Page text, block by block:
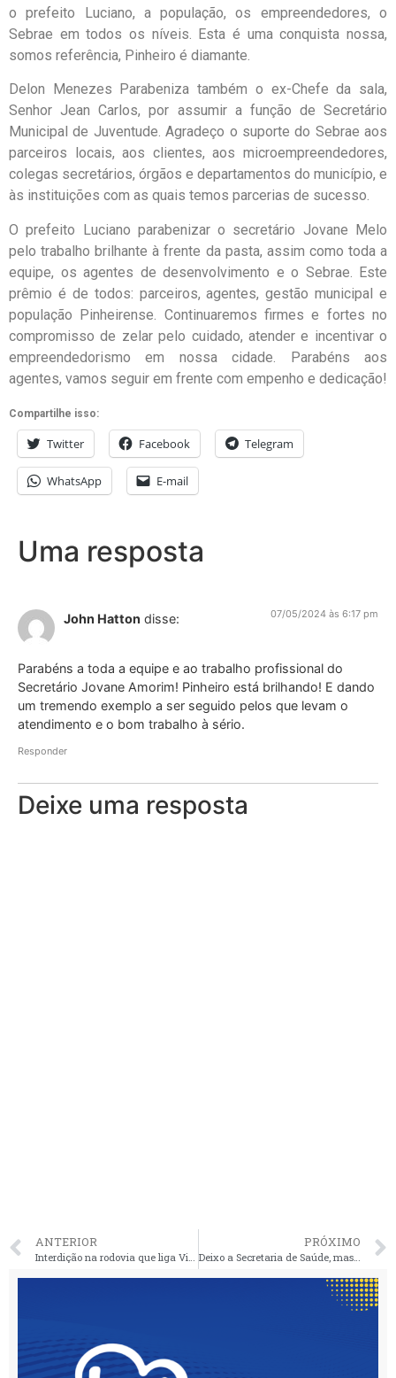
o prefeito Luciano, a população, os empreendedores, o
Sebrae em todos os níveis. Esta é uma conquista nossa,
somos referência, Pinheiro é diamante.
Delon Menezes Parabeniza também o ex-Chefe da sala,
Senhor Jean Carlos, por assumir a função de Secretário
Municipal de Juventude. Agradeço o suporte do Sebrae aos
parceiros locais, aos clientes, aos microempreendedores,
colegas secretários, órgãos e departamentos do município, e
às instituições com as quais temos parcerias de sucesso.
O prefeito Luciano parabenizar o secretário Jovane Melo
pelo trabalho brilhante à frente da pasta, assim como toda a
equipe, os agentes de desenvolvimento e o Sebrae. Este
prêmio é de todos: parceiros, agentes, gestão municipal e
população Pinheirense. Continuaremos firmes e fortes no
compromisso de zelar pelo cuidado, atender e incentivar o
empreendedorismo em nossa cidade. Parabéns aos
agentes, vamos seguir em frente com empenho e dedicação!
Compartilhe isso:
Twitter Facebook Telegram
WhatsApp E-mail
Uma resposta
John Hatton disse: 07/05/2024 às 6:17 pm
Parabéns a toda a equipe e ao trabalho profissional do
Secretário Jovane Amorim! Pinheiro está brilhando! E dando
um tremendo exemplo a ser seguido pelos que levam o
atendimento e o bom trabalho à sério.
Responder
Deixe uma resposta
ANTERIOR PRÓXIMO
Deixo a Secretaria de Saúde, mas não deixo o compromisso com a cidade de Pinheiro.